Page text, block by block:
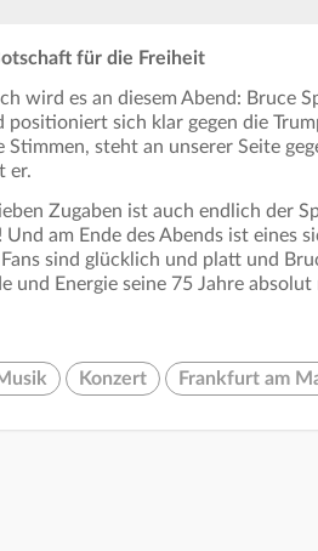
für die Freiheit
wird es an diesem Abend: Bruce
positioniert sich klar gegen die
Stimmen, steht an unserer Seite
er.
Zugaben ist auch endlich der
Und am Ende des Abends ist eines
sind glücklich und platt und
und Energie seine 75 Jahre
Konzert Frankfurt am